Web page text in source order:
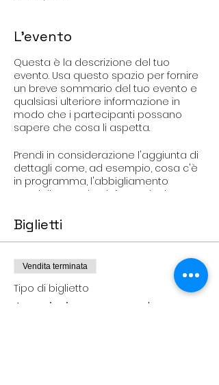
L'evento
Questa è la descrizione del tuo
evento. Usa questo spazio per fornire
un breve sommario del tuo evento e
qualsiasi ulteriore informazione in
modo che i partecipanti possano
sapere che cosa li aspetta.
Prendi in considerazione l'aggiunta di
dettagli come, ad esempio, cosa c'è
in programma, l'abbigliamento
consigliato e altre informazioni
agli ospiti. Per gli speaker che saranno
presenti all'evento, questa è un'ottima
opportunità per descrivere gli
argomenti trattati o includere una
breve biografia. Se l'evento è
concepito per un'audience specifica,
assicurati di farlo noto qui.
Biglietti
Vendita terminata
Tipo di biglietto
Ammissione generale